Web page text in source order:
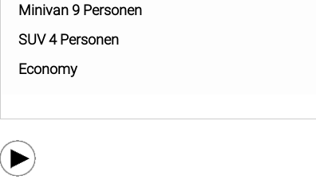
Minivan 9 Personen
SUV 4 Personen
Economy